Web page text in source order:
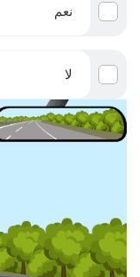
نعم
لا